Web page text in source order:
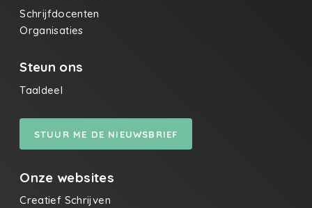
Schrijfdocenten
Organisaties
Steun ons
Taaldeel
STUUR ME DE NIEUWSBRIEF
Onze websites
Creatief Schrijven